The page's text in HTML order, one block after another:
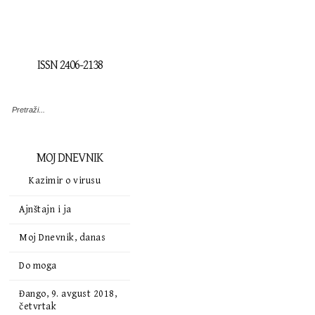
ISSN 2406-2138
MOJ DNEVNIK
Kazimir o virusu
Ajnštajn i ja
Moj Dnevnik, danas
Do moga
Đango, 9. avgust 2018,
četvrtak